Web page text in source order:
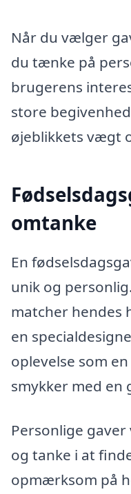
Når du vælger
du tænke på
brugerens
store
øjeblikkets vægt
omtanke
En
unik og
matcher hendes
en
oplevelse som
smykker med en
Personlige
og tanke i at
opmærksom på